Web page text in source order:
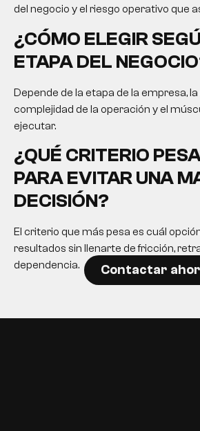
del negocio y el riesgo operativo que
¿CÓMO ELEGIR
ETAPA DEL
Depende de la etapa de la empresa, la
complejidad de la operación y el
ejecutar.
¿QUÉ CRITERIO
PARA EVITAR UNA
DECISIÓN?
El criterio que más pesa es cuál
resultados sin llenarte de fricción,
dependencia.
Contactar